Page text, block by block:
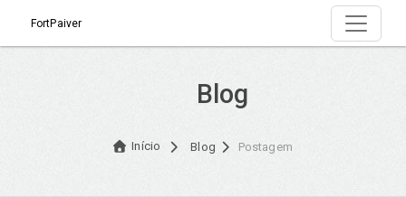
FortPaiver
Blog
Início Blog Postagem